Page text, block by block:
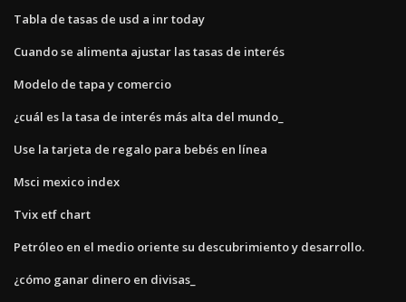
Tabla de tasas de usd a inr today
Cuando se alimenta ajustar las tasas de interés
Modelo de tapa y comercio
¿cuál es la tasa de interés más alta del mundo_
Use la tarjeta de regalo para bebés en línea
Msci mexico index
Tvix etf chart
Petróleo en el medio oriente su descubrimiento y desarrollo.
¿cómo ganar dinero en divisas_